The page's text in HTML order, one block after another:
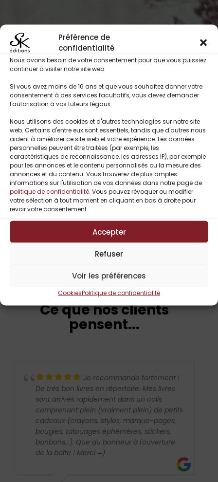
Préférence de
confidentialité
Nous avons besoin de votre consentement pour que vous puissiez
continuer à visiter notre site web.
Si vous avez moins de 16 ans et que vous souhaitez donner votre
consentement à des services facultatifs, vous devez demander
l'autorisation à vos tuteurs légaux.
Nous utilisons des cookies et d'autres technologies sur notre site
web. Certains d'entre eux sont essentiels, tandis que d'autres nous
aident à améliorer ce site web et votre expérience. Les données
personnelles peuvent être traitées (par exemple, les
caractéristiques de reconnaissance, les adresses IP), par exemple
pour les annonces et le contenu personnalisés ou la mesure des
annonces et du contenu. Vous trouverez de plus amples
informations sur l'utilisation de vos données dans notre page de
politique de confidentialité. Vous pouvez révoquer ou modifier
votre sélection à tout moment en cliquant en bas à droite pour
revoir votre consentement.
Accepter
Refuser
Voir les préférences
CookiesPolitique de confidentialité
Restez informés de nos
nouveautés !
Je suis d’accord avec laPolitique de
confidentialité
Ce que nos clients
pensent...
Je recommande fortement !
De très bon livres en répertoire. Mes livres
sont arrivés rapidement dans un colis
comprenant plein (vraiment plein) de petits
cadeaux (crayons, stylos, marque-pages,
bougies, tatouages éphémères, stickers,
bonbons...). Que du bonheur à l'ouverture
de la boîte ! Merci =)